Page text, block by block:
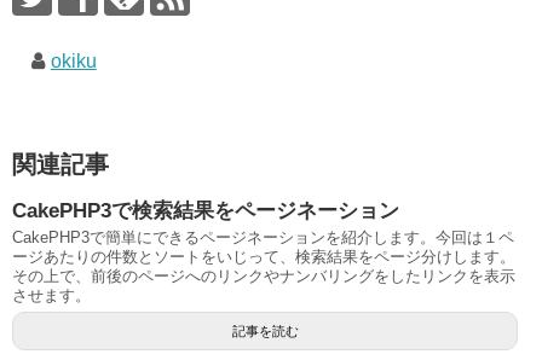
okiku
関連記事
CakePHP3で検索結果をページネーション
CakePHP3で簡単にできるページネーションを紹介します。今回は１ペ
ージあたりの件数とソートをいじって、検索結果をページ分けします。
その上で、前後のページへのリンクやナンバリングをしたリンクを表示
させます。
記事を読む